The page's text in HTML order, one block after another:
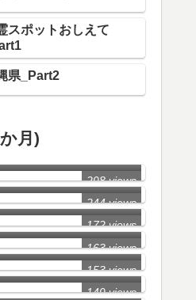
スポットおしえて
県_Part2
月)
298 views
244 views
172 views
163 views
153 views
149 views